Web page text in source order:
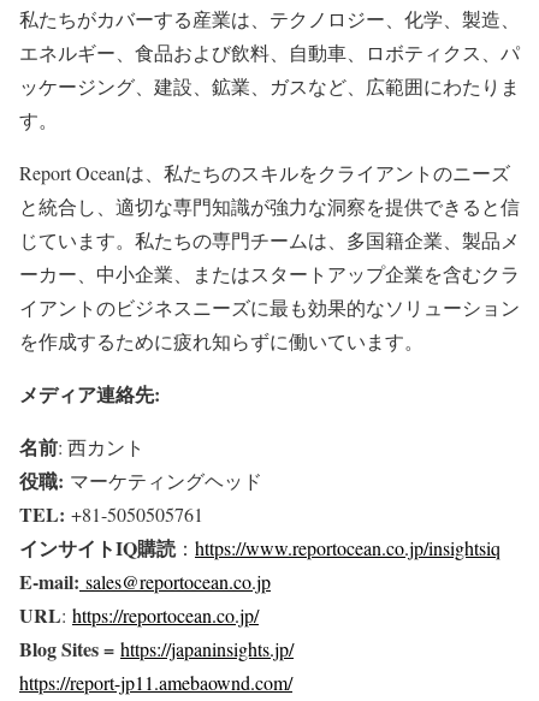
私たちがカバーする産業は、テクノロジー、化学、製造、
エネルギー、食品および飲料、自動車、ロボティクス、パ
ッケージング、建設、鉱業、ガスなど、広範囲にわたりま
す。
Report Oceanは、私たちのスキルをクライアントのニーズ
と統合し、適切な専門知識が強力な洞察を提供できると信
じています。私たちの専門チームは、多国籍企業、製品メ
ーカー、中小企業、またはスタートアップ企業を含むクラ
イアントのビジネスニーズに最も効果的なソリューション
を作成するために疲れ知らずに働いています。
メディア連絡先:
名前: 西カント
役職: マーケティングヘッド
TEL: +81-5050505761
インサイトIQ購読： https://www.reportocean.co.jp/insightsiq
E-mail: sales@reportocean.co.jp
URL: https://reportocean.co.jp/
Blog Sites = https://japaninsights.jp/
https://report-jp11.amebaownd.com/